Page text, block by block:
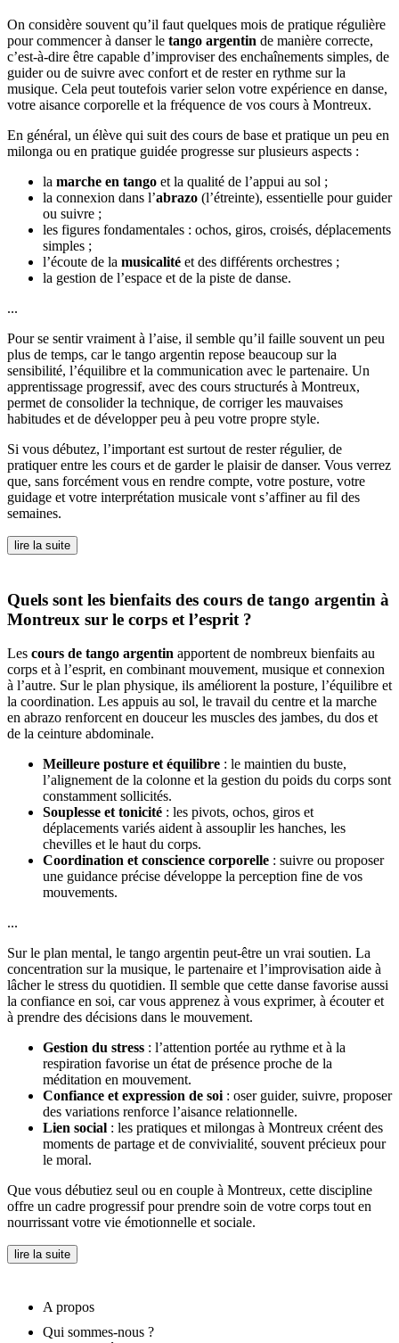
On considère souvent qu’il faut quelques mois de pratique régulière
pour commencer à danser le tango argentin de manière correcte,
c’est‑à‑dire être capable d’improviser des enchaînements simples, de
guider ou de suivre avec confort et de rester en rythme sur la
musique. Cela peut toutefois varier selon votre expérience en danse,
votre aisance corporelle et la fréquence de vos cours à Montreux.
En général, un élève qui suit des cours de base et pratique un peu en
milonga ou en pratique guidée progresse sur plusieurs aspects :
la marche en tango et la qualité de l’appui au sol ;
la connexion dans l’abrazo (l’étreinte), essentielle pour guider
ou suivre ;
les figures fondamentales : ochos, giros, croisés, déplacements
simples ;
l’écoute de la musicalité et des différents orchestres ;
la gestion de l’espace et de la piste de danse.
...
Pour se sentir vraiment à l’aise, il semble qu’il faille souvent un peu
plus de temps, car le tango argentin repose beaucoup sur la
sensibilité, l’équilibre et la communication avec le partenaire. Un
apprentissage progressif, avec des cours structurés à Montreux,
permet de consolider la technique, de corriger les mauvaises
habitudes et de développer peu à peu votre propre style.
Si vous débutez, l’important est surtout de rester régulier, de
pratiquer entre les cours et de garder le plaisir de danser. Vous verrez
que, sans forcément vous en rendre compte, votre posture, votre
guidage et votre interprétation musicale vont s’affiner au fil des
semaines.
lire la suite
Quels sont les bienfaits des cours de tango argentin à
Montreux sur le corps et l’esprit ?
Les cours de tango argentin apportent de nombreux bienfaits au
corps et à l’esprit, en combinant mouvement, musique et connexion
à l’autre. Sur le plan physique, ils améliorent la posture, l’équilibre et
la coordination. Les appuis au sol, le travail du centre et la marche
en abrazo renforcent en douceur les muscles des jambes, du dos et
de la ceinture abdominale.
Meilleure posture et équilibre : le maintien du buste,
l’alignement de la colonne et la gestion du poids du corps sont
constamment sollicités.
Souplesse et tonicité : les pivots, ochos, giros et
déplacements variés aident à assouplir les hanches, les
chevilles et le haut du corps.
Coordination et conscience corporelle : suivre ou proposer
une guidance précise développe la perception fine de vos
mouvements.
...
Sur le plan mental, le tango argentin peut-être un vrai soutien. La
concentration sur la musique, le partenaire et l’improvisation aide à
lâcher le stress du quotidien. Il semble que cette danse favorise aussi
la confiance en soi, car vous apprenez à vous exprimer, à écouter et
à prendre des décisions dans le mouvement.
Gestion du stress : l’attention portée au rythme et à la
respiration favorise un état de présence proche de la
méditation en mouvement.
Confiance et expression de soi : oser guider, suivre, proposer
des variations renforce l’aisance relationnelle.
Lien social : les pratiques et milongas à Montreux créent des
moments de partage et de convivialité, souvent précieux pour
le moral.
Que vous débutiez seul ou en couple à Montreux, cette discipline
offre un cadre progressif pour prendre soin de votre corps tout en
nourrissant votre vie émotionnelle et sociale.
lire la suite
A propos
Qui sommes-nous ?